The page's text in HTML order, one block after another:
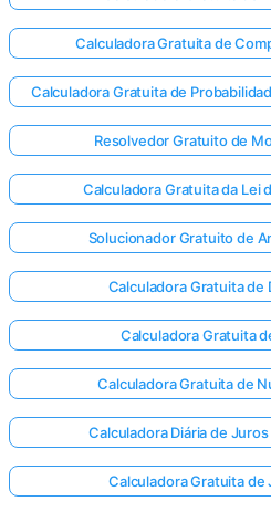
Calculadora Gratuita de
Calculadora Gratuita de
Resolvedor Gratuito de
Calculadora Gratuita da Lei
Solucionador Gratuito de
Calculadora Gratuita de
Calculadora Gratuita
Calculadora Gratuita de
Calculadora Diária de
Calculadora Gratuita